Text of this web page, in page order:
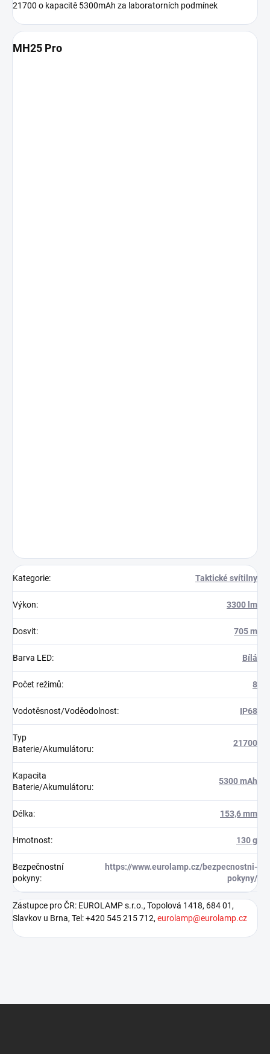
21700 o kapacitě 5300mAh za laboratorních podmínek
MH25 Pro
Kategorie: Taktické svítilny
Výkon: 3300 lm
Dosvit: 705 m
Barva LED: Bílá
Počet režimů: 8
Vodotěsnost/Voděodolnost: IP68
Typ
Baterie/Akumulátoru:
21700
Kapacita
Baterie/Akumulátoru:
5300 mAh
Délka: 153,6 mm
Hmotnost: 130 g
Bezpečnostní
pokyny:
https://www.eurolamp.cz/bezpecnostni-
pokyny/
Zástupce pro ČR: EUROLAMP s.r.o., Topolová 1418, 684 01,
Slavkov u Brna, Tel: +420 545 215 712, eurolamp@eurolamp.cz